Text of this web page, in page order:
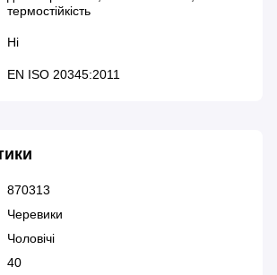
термостійкість
Ні
EN ISO 20345:2011
870313
Черевики
Чоловічі
40